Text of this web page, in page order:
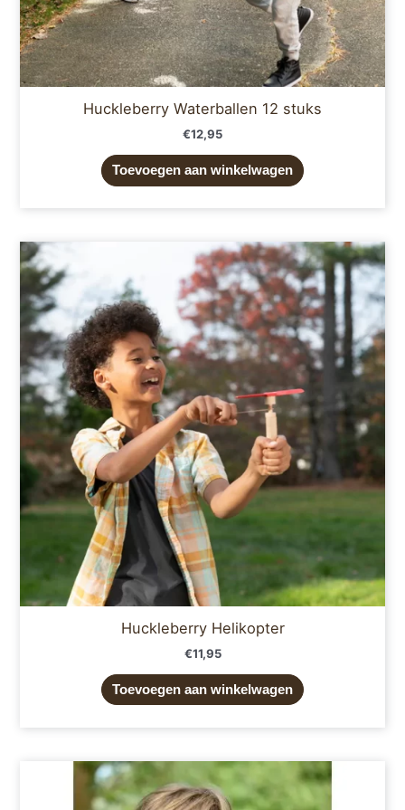
Huckleberry Waterballen 12 stuks
€12,95
Toevoegen aan winkelwagen
Huckleberry Helikopter
€11,95
Toevoegen aan winkelwagen